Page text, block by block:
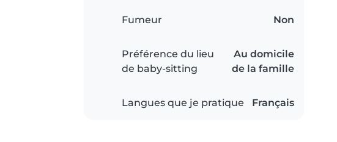
Fumeur Non
Préférence du lieu
de baby-sitting
Au domicile
de la famille
Langues que je pratique Français